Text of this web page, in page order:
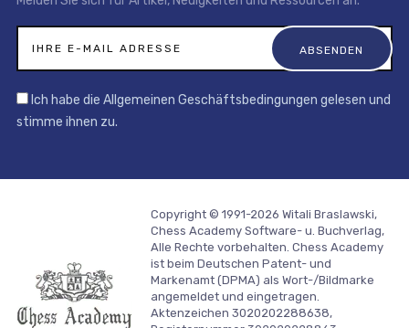
Ich habe die Allgemeinen Geschäftsbedingungen gelesen und
stimme ihnen zu.
Copyright © 1991-2026 Witali Braslawski,
Chess Academy Software- u. Buchverlag,
Alle Rechte vorbehalten. Chess Academy
ist beim Deutschen Patent- und
Markenamt (DPMA) als Wort-/Bildmarke
angemeldet und eingetragen.
Aktenzeichen 3020202288638,